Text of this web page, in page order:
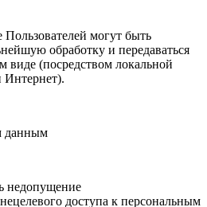
могут быть
обработку и передаваться
виде (посредством локальной
Интернет).
данным
недопущение
доступа к персональным